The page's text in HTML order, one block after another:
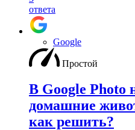
ответа
Google
Простой
В Google Photo
домашние
как решить?